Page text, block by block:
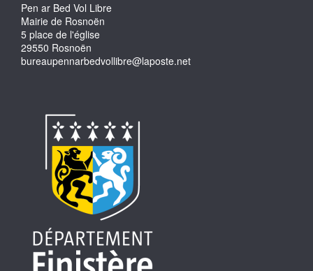
Pen ar Bed Vol Libre
Mairie de Rosnoën
5 place de l'église
29550 Rosnoën
bureaupennarbedvollibre@laposte.net